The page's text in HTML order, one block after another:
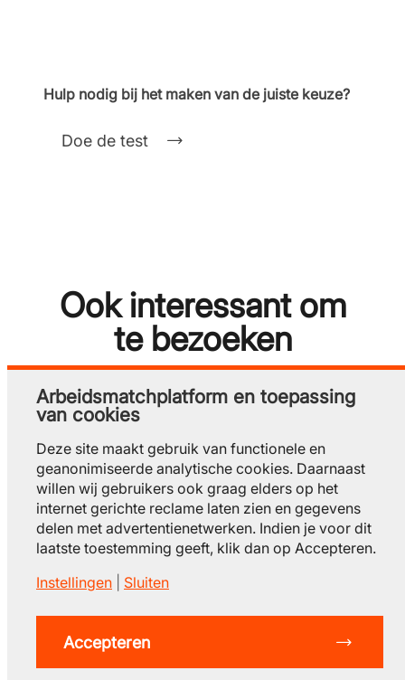
Hulp nodig bij het maken van de juiste keuze?
Doe de test
Ook interessant om
te bezoeken
Bekijk alle evenementen
© 2025 Stap in techniek
gebruiksvoorwaarden contact
Arbeidsmatchplatform en toepassing
van cookies
Deze site maakt gebruik van functionele en
geanonimiseerde analytische cookies. Daarnaast
willen wij gebruikers ook graag elders op het
internet gerichte reclame laten zien en gegevens
delen met advertentienetwerken. Indien je voor dit
laatste toestemming geeft, klik dan op Accepteren.
Instellingen
Sluiten
Accepteren